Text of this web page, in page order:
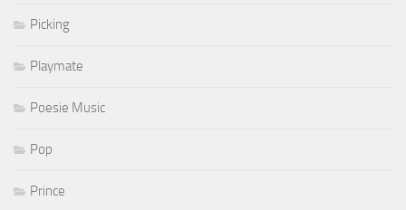
Picking
Playmate
Poesie Music
Pop
Prince